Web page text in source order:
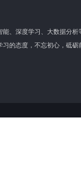
、深度学习、大数据分
的态度，不忘初心，砥砺